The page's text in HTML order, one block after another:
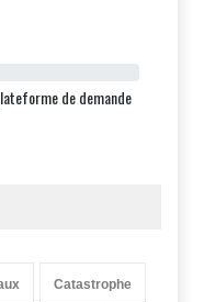
de demande
Catastrophe